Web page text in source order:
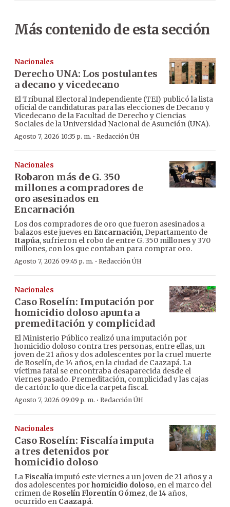
Más contenido de esta sección
Nacionales
Derecho UNA: Los postulantes
a decano y vicedecano
El Tribunal Electoral Independiente (TEI) publicó la lista
oficial de candidaturas para las elecciones de Decano y
Vicedecano de la Facultad de Derecho y Ciencias
Sociales de la Universidad Nacional de Asunción (UNA).
Agosto 7, 2026 10:35 p. m. · Redacción ÚH
Nacionales
Robaron más de G. 350
millones a compradores de
oro asesinados en
Encarnación
Los dos compradores de oro que fueron asesinados a
balazos este jueves en Encarnación, Departamento de
Itapúa, sufrieron el robo de entre G. 350 millones y 370
millones, con los que contaban para comprar oro.
Agosto 7, 2026 09:45 p. m. · Redacción ÚH
Nacionales
Caso Roselín: Imputación por
homicidio doloso apunta a
premeditación y complicidad
El Ministerio Público realizó una imputación por
homicidio doloso contra tres personas, entre ellas, un
joven de 21 años y dos adolescentes por la cruel muerte
de Roselín, de 14 años, en la ciudad de Caazapá. La
víctima fatal se encontraba desaparecida desde el
viernes pasado. Premeditación, complicidad y las cajas
de cartón: lo que dice la carpeta fiscal.
Agosto 7, 2026 09:09 p. m. · Redacción ÚH
Nacionales
Caso Roselín: Fiscalía imputa
a tres detenidos por
homicidio doloso
LaFiscalíaimputó este viernes a un joven de 21 años y a
dos adolescentes porhomicidio doloso, en el marco del
crimen de Roselín Florentín Gómez, de 14 años,
ocurrido en Caazapá.